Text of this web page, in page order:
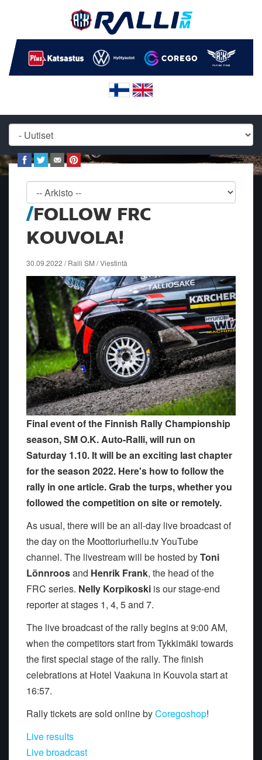
FOLLOW FRC
KOUVOLA!
30.09.2022 / Ralli SM / Viestintä
Final event of the Finnish Rally Championship
season, SM O.K. Auto-Ralli, will run on
Saturday 1.10. It will be an exciting last chapter
for the season 2022. Here's how to follow the
rally in one article. Grab the turps, whether you
followed the competition on site or remotely.
As usual, there will be an all-day live broadcast of
the day on the Moottoriurheilu.tv YouTube
channel. The livestream will be hosted byToni
Lönnroosand Henrik Frank, the head of the
FRC series. Nelly Korpikoski is our stage-end
reporter at stages 1, 4, 5 and 7.
The live broadcast of the rally begins at 9:00 AM,
when the competitors start from Tykkimäki towards
the first special stage of the rally. The finish
celebrations at Hotel Vaakuna in Kouvola start at
16:57.
Rally tickets are sold online byCoregoshop!
Live results
Live broadcast